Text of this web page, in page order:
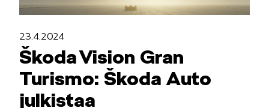
AJANKOHTAISTA & UUTTA
23.4.2024
Škoda Vision Gran
Turismo: Škoda Auto
julkistaa